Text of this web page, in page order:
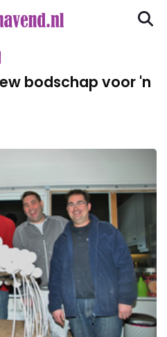
bodschap voor 'n